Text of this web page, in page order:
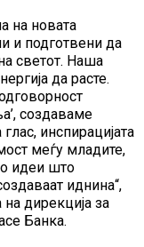
на новата
и подготвени да
светот. Наша
да расте.
создаваме
инспирацијата
меѓу младите,
идеи што
иднина“,
дирекција за
Банка.